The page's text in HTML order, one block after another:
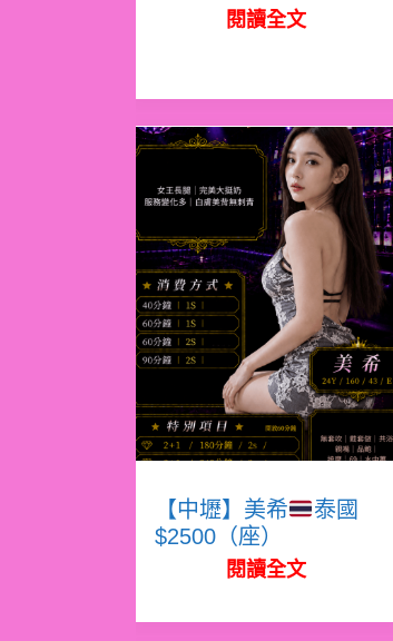
閱讀全文
【中壢】美希
泰國
$2500（座）
閱讀全文